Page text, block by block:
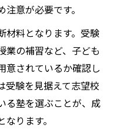
意が必要です。
材料となります。受験
業の補習など、子ども
意されているか確認し
受験を見据えて志望校
る塾を選ぶことが、成
ります。